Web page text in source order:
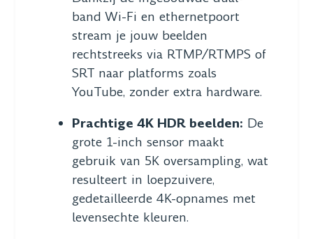
band Wi-Fi en ethernetpoort
stream je jouw beelden
rechtstreeks via RTMP/RTMPS of
SRT naar platforms zoals
YouTube, zonder extra hardware.
Prachtige 4K HDR beelden: De
grote 1-inch sensor maakt
gebruik van 5K oversampling, wat
resulteert in loepzuivere,
gedetailleerde 4K-opnames met
levensechte kleuren.